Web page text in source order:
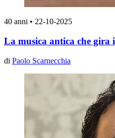
40 anni • 22-10-2025
La musica antica che
di Paolo Scarnecchia